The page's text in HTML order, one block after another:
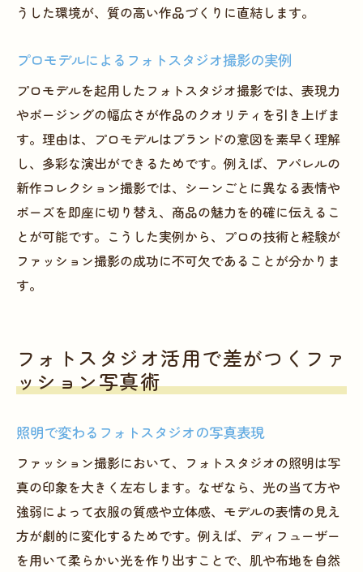
うした環境が、質の高い作品づくりに直結します。
プロモデルによるフォトスタジオ撮影の実例
プロモデルを起用したフォトスタジオ撮影では、表現力
やポージングの幅広さが作品のクオリティを引き上げま
す。理由は、プロモデルはブランドの意図を素早く理解
し、多彩な演出ができるためです。例えば、アパレルの
新作コレクション撮影では、シーンごとに異なる表情や
ポーズを即座に切り替え、商品の魅力を的確に伝えるこ
とが可能です。こうした実例から、プロの技術と経験が
ファッション撮影の成功に不可欠であることが分かりま
す。
フォトスタジオ活用で差がつくファ
ッション写真術
照明で変わるフォトスタジオの写真表現
ファッション撮影において、フォトスタジオの照明は写
真の印象を大きく左右します。なぜなら、光の当て方や
強弱によって衣服の質感や立体感、モデルの表情の見え
方が劇的に変化するためです。例えば、ディフューザー
を用いて柔らかい光を作り出すことで、肌や布地を自然